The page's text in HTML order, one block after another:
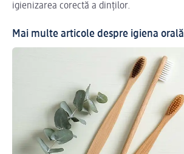
igienizarea corectă a dinților.
Mai multe articole despre igiena orală